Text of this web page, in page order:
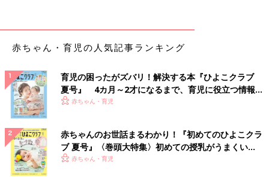
赤ちゃん・育児の人気記事ランキング
育児の困ったがズバリ！解決する本『ひよこクラブ
夏号』 4カ月～2才になるまで、育児に役立つ情報が
いっぱい！
赤ちゃん・育児
赤ちゃんのお世話まるわかり！『初めてのひよこクラ
ブ 夏号』〈巻頭大特集〉初めての授乳がうまくい
く！ おっぱい・ミルクの基本と夏のトラブル 解決テ
赤ちゃん・育児